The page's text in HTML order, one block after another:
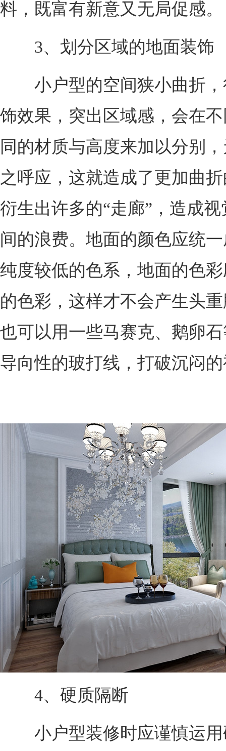
料，既富有新意又无局促感。
3、划分区域的地面装饰
小户型的空间狭小曲折，
饰效果，突出区域感，会在
同的材质与高度来加以分别
之呼应，这就造成了更加曲
衍生出许多的“走廊”，造成
间的浪费。地面的颜色应统
纯度较低的色系，地面的色
的色彩，这样才不会产生头
也可以用一些马赛克、鹅卵
导向性的玻打线，打破沉闷
4、硬质隔断
小户型装修时应谨慎运用